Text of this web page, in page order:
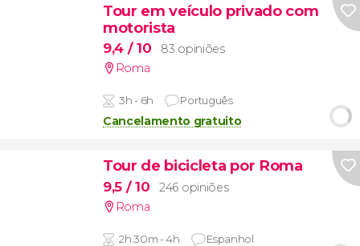
Tour em veículo privado com
motorista
9,4 / 10
83 opiniões
Roma
3h - 6h Português
Cancelamento gratuito
Tour de bicicleta por Roma
9,5 / 10
246 opiniões
Roma
2h 30m - 4h Espanhol